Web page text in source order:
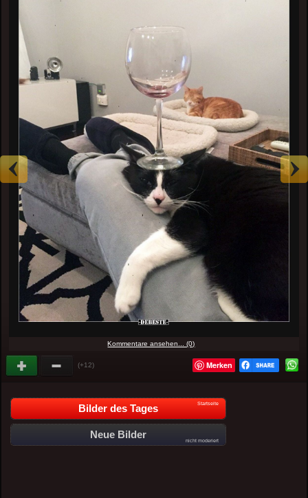
Kommentare ansehen... (0)
(+12) Merken
Bilder des Tages Startseite
Neue Bilder
nicht moderiert